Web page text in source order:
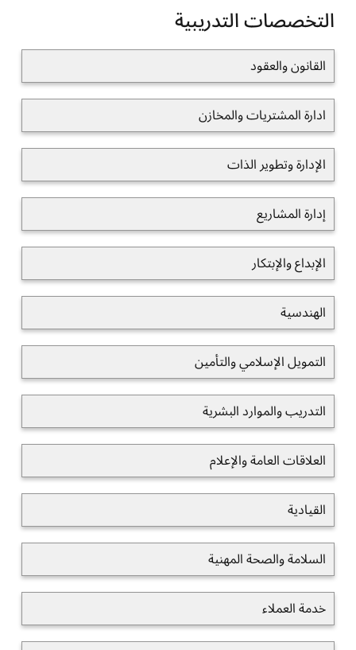
التخصصات التدريبية
القانون والعقود
ادارة المشتريات والمخازن
الإدارة وتطوير الذات
إدارة المشاريع
الإبداع والإبتكار
الهندسية
التمويل الإسلامي والتأمين
التدريب والموارد البشرية
العلاقات العامة والإعلام
القيادية
السلامة والصحة المهنية
خدمة العملاء